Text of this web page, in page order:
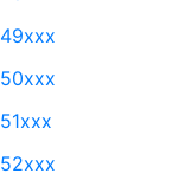
49xxx
50xxx
51xxx
52xxx